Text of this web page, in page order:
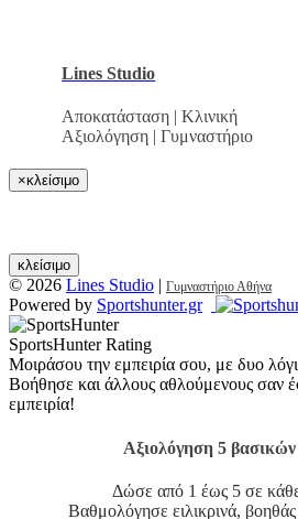
Lines Studio
Αποκατάσταση | Κλινική
Αξιολόγηση | Γυμναστήριο
×κλείσιμο
κλείσιμο
© 2026 Lines Studio | Γυμναστήριο Αθήνα
Powered by Sportshunter.gr
SportsHunter Rating
Μοιράσου την εμπειρία σου, με δυο
Βοήθησε και άλλους αθλούμενους σαν
εμπειρία!
Αξιολόγηση 5
Δώσε από 1 έως 5 σε
Βαθμολόγησε ειλικρινά,